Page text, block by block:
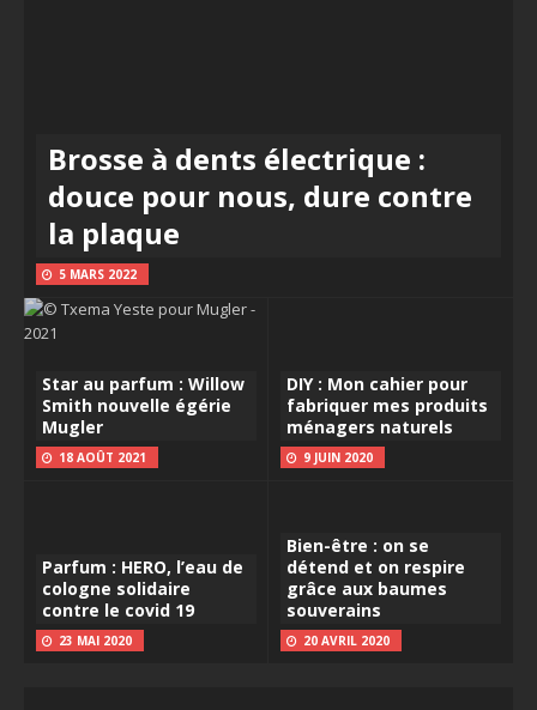
Brosse à dents électrique :
douce pour nous, dure contre
la plaque
5 MARS 2022
Star au parfum : Willow
Smith nouvelle égérie
Mugler
18 AOÛT 2021
DIY : Mon cahier pour
fabriquer mes produits
ménagers naturels
9 JUIN 2020
Parfum : HERO, l’eau de
cologne solidaire
contre le covid 19
23 MAI 2020
Bien-être : on se
détend et on respire
grâce aux baumes
souverains
20 AVRIL 2020